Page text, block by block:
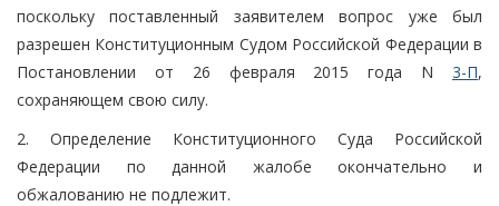
поскольку поставленный заявителем вопрос уже был
разрешен Конституционным Судом Российской Федерации в
Постановлении от 26 февраля 2015 года N 3-П,
сохраняющем свою силу.
2. Определение Конституционного Суда Российской
Федерации по данной жалобе окончательно и
обжалованию не подлежит.